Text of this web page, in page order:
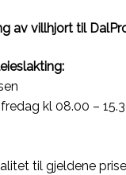
av villhjort til
kl 08.00 –
til gjeldene